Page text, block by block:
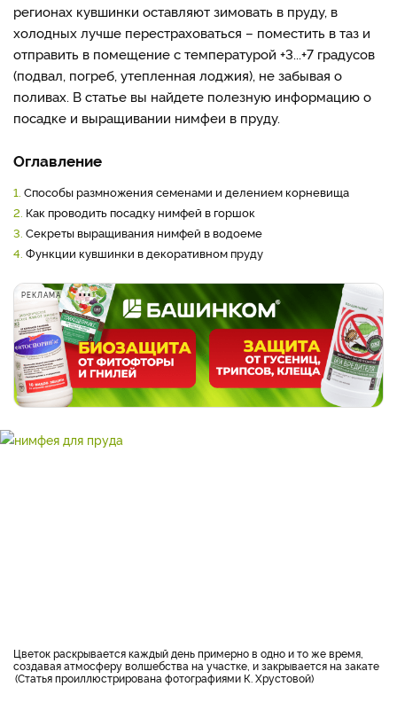
регионах кувшинки оставляют зимовать в пруду, в
холодных лучше перестраховаться – поместить в таз и
отправить в помещение с температурой +3...+7 градусов
(подвал, погреб, утепленная лоджия), не забывая о
поливах. В статье вы найдете полезную информацию о
посадке и выращивании нимфеи в пруду.
Оглавление
1. Способы размножения семенами и делением корневища
2. Как проводить посадку нимфей в горшок
3. Секреты выращивания нимфей в водоеме
4. Функции кувшинки в декоративном пруду
РЕКЛАМА
Цветок раскрывается каждый день примерно в одно и то же время,
создавая атмосферу волшебства на участке, и закрывается на закате
Статья проиллюстрирована фотографиями К. Хрустовой